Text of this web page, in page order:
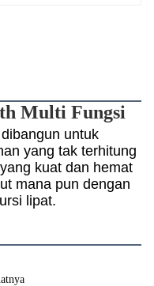
Multi Fungsi
untuk
yang tak terhitung
kuat dan hemat
mana pun dengan
lipat.